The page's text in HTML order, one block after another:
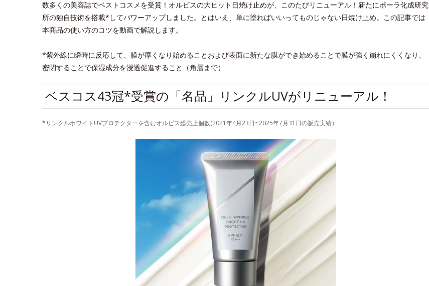
数多くの美容誌でベストコスメを受賞！オルビスの大ヒット日焼け止めが、このたびリニューアル！新たにポーラ化成研究
所の独自技術を搭載*してパワーアップしました。とはいえ、単に塗ればいいってものじゃない日焼け止め。この記事では
本商品の使い方のコツを動画で解説します。
*紫外線に瞬時に反応して、膜が厚くなり始めることおよび表面に新たな膜ができ始めることで膜が強く崩れにくくなり、
密閉することで保湿成分を浸透促進すること（角層まで）
ベスコス43冠*受賞の「名品」リンクルUVがリニューアル！
*リンクルホワイトUVプロテクターを含むオルビス総売上個数(2021年4月23日~2025年7月31日の販売実績）